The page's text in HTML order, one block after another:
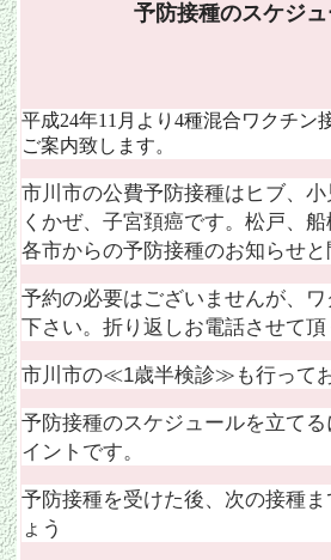
予防接種のスケジ
平成24年11月より4種混合ワクチ
ご案内致します。
市川市の公費予防接種はヒブ、
くかぜ、子宮頚癌です。松戸、
各市からの予防接種のお知らせ
予約の必要はございませんが、
下さい。折り返しお電話させて
市川市の≪1歳半検診≫も行って
予防接種のスケジュールを立て
イントです。
予防接種を受けた後、次の接種
ょう